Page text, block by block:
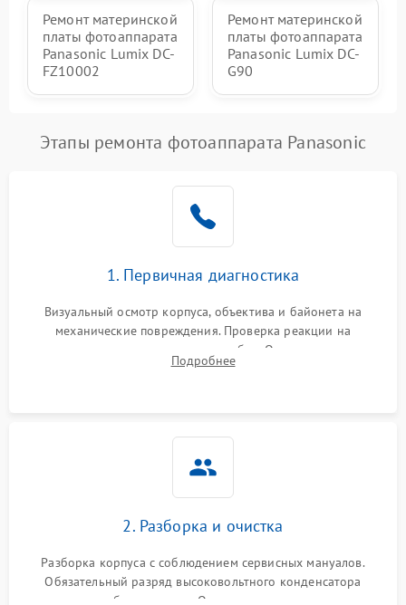
Ремонт материнской
платы фотоаппарата
Panasonic Lumix DC-
FZ10002
Ремонт материнской
платы фотоаппарата
Panasonic Lumix DC-
G90
Этапы ремонта фотоаппарата Panasonic
1. Первичная диагностика
Визуальный осмотр корпуса, объектива и байонета на
механические повреждения. Проверка реакции на
включение, считывание кодов ошибок. Оценка состояния
матрицы и затвора, проверка работы автофокуса и вспышки.
Подробнее
2. Разборка и очистка
Разборка корпуса с соблюдением сервисных мануалов.
Обязательный разряд высоковольтного конденсатора
вспышки для безопасности. Очистка внутренних узлов от